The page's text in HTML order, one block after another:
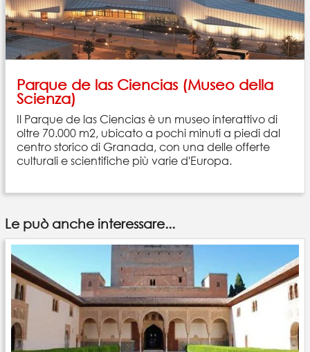
Parque de las Ciencias (Museo della
Scienza)
Il Parque de las Ciencias è un museo interattivo di
oltre 70.000 m2, ubicato a pochi minuti a piedi dal
centro storico di Granada, con una delle offerte
culturali e scientifiche più varie d'Europa.
Le può anche interessare...